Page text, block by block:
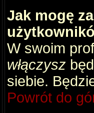
Jak mogę
W swoim
włączysz
siebie.
Powrót do